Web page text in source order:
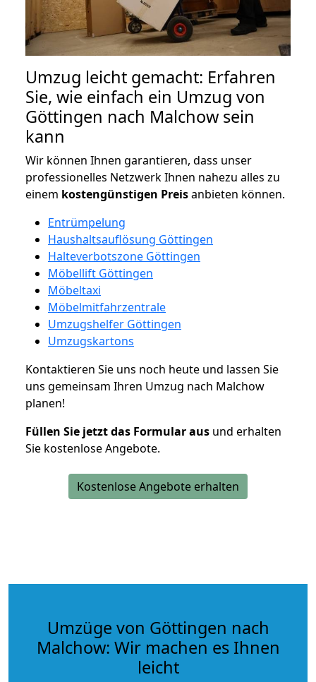
Umzug leicht gemacht: Erfahren
Sie, wie einfach ein Umzug von
Göttingen nach Malchow sein
kann
Wir können Ihnen garantieren, dass unser
professionelles Netzwerk Ihnen nahezu alles zu
einem kostengünstigen Preisanbieten können.
Entrümpelung
Haushaltsauflösung Göttingen
Halteverbotszone Göttingen
Möbellift Göttingen
Möbeltaxi
Möbelmitfahrzentrale
Umzugshelfer Göttingen
Umzugskartons
Kontaktieren Sie uns noch heute und lassen Sie
uns gemeinsam Ihren Umzug nach Malchow
planen!
Füllen Sie jetzt das Formular aus und erhalten
Sie kostenlose Angebote.
Kostenlose Angebote erhalten
Umzüge von Göttingen nach
Malchow: Wir machen es Ihnen
leicht